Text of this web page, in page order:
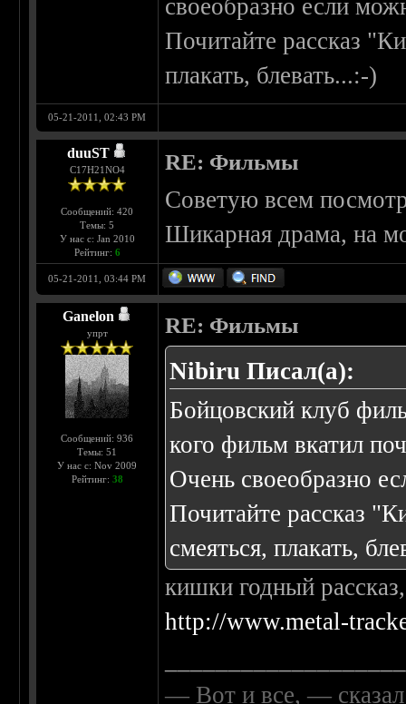
своеобразно если
Почитайте рассказ
плакать, блевать...:-)
05-21-2011, 02:43 PM
duuST
С17H21NO4
Сообщений: 420
Темы: 5
У нас с: Jan 2010
Рейтинг: 6
RE: Фильмы
Советую всем
Шикарная драма, на
05-21-2011, 03:44 PM
Ganelon
упрт
Сообщений: 936
Темы: 51
У нас с: Nov 2009
Рейтинг: 38
RE: Фильмы
Nibiru Писал(а):
Бойцовский клуб
кого фильм вкатил
Очень своеобразно
Почитайте рассказ
смеяться, плакать,
кишки годный
http://www.metal-
— Вот и все, —